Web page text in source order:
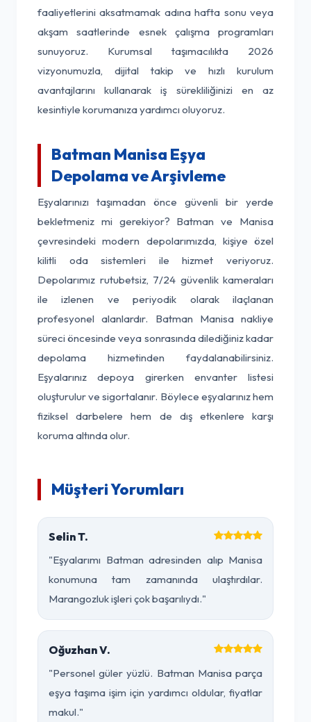
faaliyetlerini aksatmamak adına hafta sonu veya
akşam saatlerinde esnek çalışma programları
sunuyoruz. Kurumsal taşımacılıkta 2026
vizyonumuzla, dijital takip ve hızlı kurulum
avantajlarını kullanarak iş sürekliliğinizi en az
kesintiyle korumanıza yardımcı oluyoruz.
Batman Manisa Eşya
Depolama ve Arşivleme
Eşyalarınızı taşımadan önce güvenli bir yerde
bekletmeniz mi gerekiyor? Batman ve Manisa
çevresindeki modern depolarımızda, kişiye özel
kilitli oda sistemleri ile hizmet veriyoruz.
Depolarımız rutubetsiz, 7/24 güvenlik kameraları
ile izlenen ve periyodik olarak ilaçlanan
profesyonel alanlardır. Batman Manisa nakliye
süreci öncesinde veya sonrasında dilediğiniz kadar
depolama hizmetinden faydalanabilirsiniz.
Eşyalarınız depoya girerken envanter listesi
oluşturulur ve sigortalanır. Böylece eşyalarınız hem
fiziksel darbelere hem de dış etkenlere karşı
koruma altında olur.
Müşteri Yorumları
Selin T.
"Eşyalarımı Batman adresinden alıp Manisa
konumuna tam zamanında ulaştırdılar.
Marangozluk işleri çok başarılıydı."
Oğuzhan V.
"Personel güler yüzlü. Batman Manisa parça
eşya taşıma işim için yardımcı oldular, fiyatlar
makul."